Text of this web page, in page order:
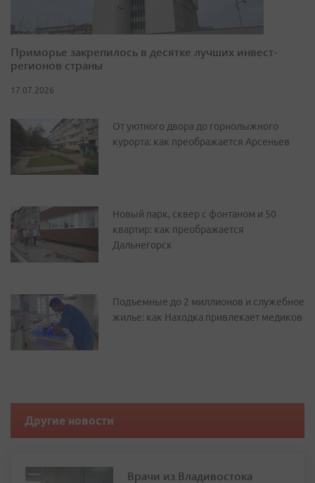
Приморье закрепилось в десятке лучших инвест-
регионов страны
17.07.2026
От уютного двора до горнолыжного
курорта: как преображается Арсеньев
Новый парк, сквер с фонтаном и 50
квартир: как преображается
Дальнегорск
Подъемные до 2 миллионов и служебное
жилье: как Находка привлекает медиков
Другие новости
Врачи из Владивостока